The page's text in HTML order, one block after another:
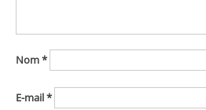
Nom*
E-mail*